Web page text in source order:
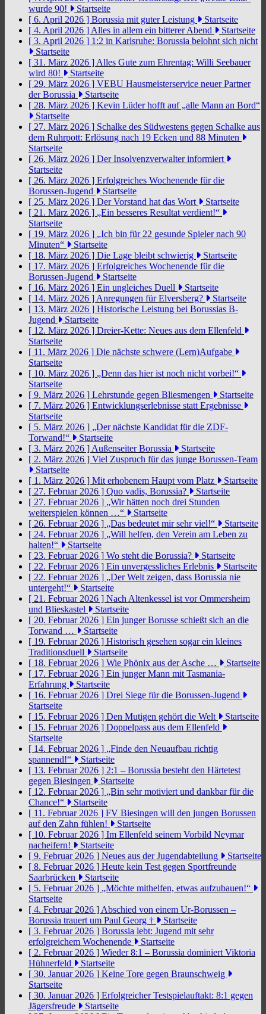
wurde 90!
Startseite
[ 6. April 2026 ] Borussia mit guter Leistung
Startseite
[ 4. April 2026 ] Alles in allem ein bitterer Abend
Startseite
[ 3. April 2026 ] 1:2 in Karlsruhe: Borussia belohnt sich nicht
Startseite
[ 31. März 2026 ] Alles Gute zum Ehrentag: Willi Seebauer
wird 80!
Startseite
[ 29. März 2026 ] VEBU Hausmeisterservice neuer Partner
der Borussia
Startseite
[ 28. März 2026 ] Kevin Lüder hofft auf „alle Mann an Bord“
Startseite
[ 27. März 2026 ] Schalke des Südwestens gegen Schalke aus
dem Ruhrpott: Erlösung nach 19 Ecken und 88 Minuten
Startseite
[ 26. März 2026 ] Der Insolvenzverwalter informiert
Startseite
[ 26. März 2026 ] Erfolgreiches Wochenende für die
Borussen-Jugend
Startseite
[ 25. März 2026 ] Der Vorstand hat das Wort
Startseite
[ 21. März 2026 ] „Ein besseres Resultat verdient!“
Startseite
[ 19. März 2026 ] „Ich bin für 22 gesunde Spieler nach 90
Minuten“
Startseite
[ 18. März 2026 ] Die Lage bleibt schwierig
Startseite
[ 17. März 2026 ] Erfolgreiches Wochenende für die
Borussen-Jugend
Startseite
[ 16. März 2026 ] Ein ungleiches Duell
Startseite
[ 14. März 2026 ] Anregungen für Elversberg?
Startseite
[ 13. März 2026 ] Historische Leistung bei Borussias B-
Jugend
Startseite
[ 12. März 2026 ] Dreier-Kette: Neues aus dem Ellenfeld
Startseite
[ 11. März 2026 ] Die nächste schwere (Lern)Aufgabe
Startseite
[ 10. März 2026 ] „Denn das hier ist noch nicht vorbei!“
Startseite
[ 9. März 2026 ] Lehrstunde gegen Bliesmengen
Startseite
[ 7. März 2026 ] Entwicklungserlebnisse statt Ergebnisse
Startseite
[ 5. März 2026 ] „Der nächste Kandidat für die ZDF-
Torwand!“
Startseite
[ 3. März 2026 ] Außenseiter Borussia
Startseite
[ 2. März 2026 ] Viel Zuspruch für das junge Borussen-Team
Startseite
[ 1. März 2026 ] Mit erhobenem Haupt vom Platz
Startseite
[ 27. Februar 2026 ] Quo vadis, Borussia?
Startseite
[ 27. Februar 2026 ] „Wir hätten noch drei Stunden
weiterspielen können …“
Startseite
[ 26. Februar 2026 ] „Das bedeutet mir sehr viel!“
Startseite
[ 24. Februar 2026 ] „Will helfen, den Verein am Leben zu
halten!“
Startseite
[ 23. Februar 2026 ] Wo steht die Borussia?
Startseite
[ 22. Februar 2026 ] Ein unvergessliches Erlebnis
Startseite
[ 22. Februar 2026 ] „Der Welt zeigen, dass Borussia nie
untergeht!“
Startseite
[ 21. Februar 2026 ] Nach Altenkessel ist vor Ommersheim
und Blieskastel
Startseite
[ 20. Februar 2026 ] Ein junger Borusse schießt sich an die
Torwand …
Startseite
[ 19. Februar 2026 ] Historisch gesehen sogar ein kleines
Traditionsduell
Startseite
[ 18. Februar 2026 ] Wie Phönix aus der Asche …
Startseite
[ 17. Februar 2026 ] Ein junger Mann mit Tasmania-
Erfahrung
Startseite
[ 16. Februar 2026 ] Drei Siege für die Borussen-Jugend
Startseite
[ 15. Februar 2026 ] Den Mutigen gehört die Welt
Startseite
[ 15. Februar 2026 ] Doppelpass aus dem Ellenfeld
Startseite
[ 14. Februar 2026 ] „Finde den Neuaufbau richtig
spannend!“
Startseite
[ 13. Februar 2026 ] 2:1 – Borussia besteht den Härtetest
gegen Biesingen
Startseite
[ 12. Februar 2026 ] „Bin sehr motiviert und dankbar für die
Chance!“
Startseite
[ 11. Februar 2026 ] FV Biesingen will den jungen Borussen
auf den Zahn fühlen!
Startseite
[ 10. Februar 2026 ] Im Ellenfeld seinem Vorbild Neymar
nacheifern!
Startseite
[ 9. Februar 2026 ] Neues aus der Jugendabteilung
Startseite
[ 8. Februar 2026 ] Heute kein Test gegen Sportfreunde
Saarbrücken
Startseite
[ 5. Februar 2026 ] „Möchte mithelfen, etwas aufzubauen!“
Startseite
[ 4. Februar 2026 ] Abschied von einem Ur-Borussen –
Borussia trauert um Paul Georg †
Startseite
[ 3. Februar 2026 ] Borussia lebt: Jugend mit sehr
erfolgreichem Wochenende
Startseite
[ 2. Februar 2026 ] Wieder 8:1 – Borussia dominiert Viktoria
Hühnerfeld
Startseite
[ 30. Januar 2026 ] Keine Tore gegen Braunschweig
Startseite
[ 30. Januar 2026 ] Erfolgreicher Testspielauftakt: 8:1 gegen
Jägersfreude
Startseite